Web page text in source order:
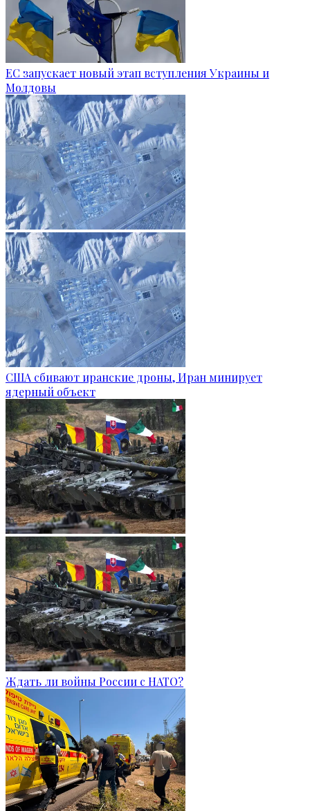
ЕС запускает новый этап вступления Украины и
Молдовы
США сбивают иранские дроны, Иран минирует
ядерный объект
Ждать ли войны России с НАТО?